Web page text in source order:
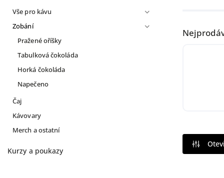
Vše pro kávu
Zobání
Pražené oříšky
Tabulková čokoláda
Horká čokoláda
Napečeno
Čaj
Kávovary
Merch a ostatní
Kurzy a poukazy